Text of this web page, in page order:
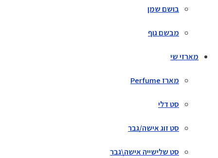
בושם שמן
מבשם גוף
מארזי שי
מארז Perfume
סט דלי
סט זוג אישה/גבר
סט שלישייה אישה\גבר